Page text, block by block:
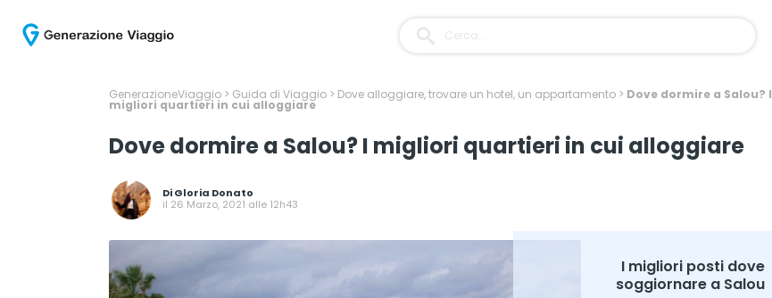
GenerazioneViaggio > Guida di Viaggio > Dove alloggiare, trovare un hotel, un appartamento > Dove dormire a Salou? I
migliori quartieri in cui alloggiare
Dove dormire a Salou? I migliori quartieri in cui alloggiare
DiGloria Donato
il 26 Marzo, 2021 alle 12h43
I migliori posti dove
soggiornare a Salou